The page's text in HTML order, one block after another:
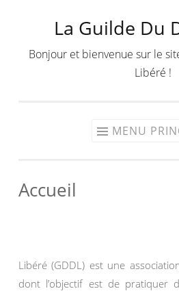
contenu
La Guilde Du
Bonjour et bienvenue sur le
Libéré !
MENU
Accueil
Libéré (GDDL) est une
dont l’objectif est de pratiquer